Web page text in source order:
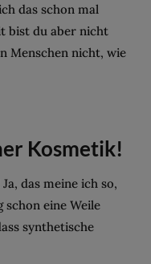
das schon mal
bist du aber nicht
Menschen nicht, wie
Kosmetik!
das meine ich so,
schon eine Weile
synthetische